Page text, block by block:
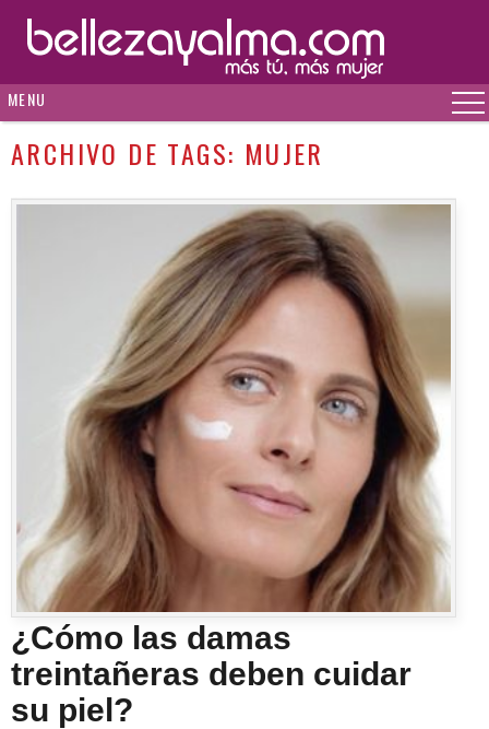
MENU
ARCHIVO DE TAGS: MUJER
¿Cómo las damas
treintañeras deben cuidar
su piel?